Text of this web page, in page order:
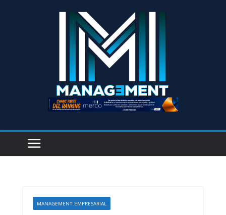
MANAGEMENT EMPRESARIAL